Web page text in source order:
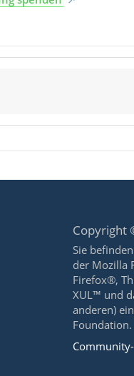
Copyright
Sie
der Mozilla
Firefox®,
XUL™ und
anderen)
Foundation.